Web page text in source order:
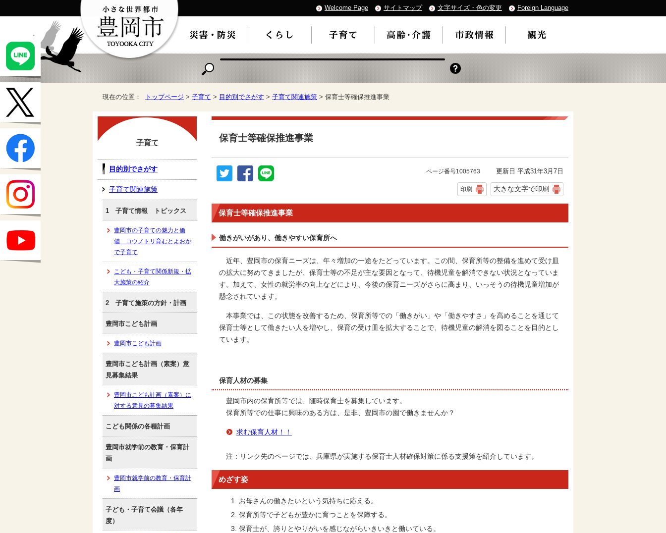
Welcome Page サイトマップ 文字サイズ・色の変更 Foreign Language
現在の位置： トップページ > 子育て > 目的別でさがす > 子育て関連施策 > 保育士等確保推進事業
保育士等確保推進事業
ページ番号1005763 更新日 平成31年3月7日
印刷 大きな文字で印刷
保育士等確保推進事業
働きがいがあり、働きやすい保育所へ
近年、豊岡市の保育ニーズは、年々増加の一途をたどっています。この間、保育所等の整備を進めて受け皿
の拡大に努めてきましたが、保育士等の不足が主な要因となって、待機児童を解消できない状況となっていま
す。加えて、女性の就労率の向上などにより、今後の保育ニーズがさらに高まり、いっそうの待機児童増加が
懸念されています。
本事業では、この状態を改善するため、保育所等での「働きがい」や「働きやすさ」を高めることを通じて
保育士等として働きたい人を増やし、保育の受け皿を拡大することで、待機児童の解消を図ることを目的とし
ています。
保育人材の募集
豊岡市内の保育所等では、随時保育士を募集しています。
保育所等での仕事に興味のある方は、是非、豊岡市の園で働きませんか？
求む保育人材！！
注：リンク先のページでは、兵庫県が実施する保育士人材確保対策に係る支援策を紹介しています。
めざす姿
お母さんの働きたいという気持ちに応える。
保育所等で子どもが豊かに育つことを保障する。
保育士が、誇りとやりがいを感じながらいきいきと働いている。
子育て
目的別でさがす
子育て関連施策
1 子育て情報 トピックス
豊岡市の子育ての魅力と価
値 コウノトリ育むとよおか
で子育て
こども・子育て関係新規・拡
大施策の紹介
2 子育て施策の方針・計画
豊岡市こども計画
豊岡市こども計画
豊岡市こども計画（素案）意
見募集結果
豊岡市こども計画（素案）に
対する意見の募集結果
こども関係の各種計画
豊岡市就学前の教育・保育計
画
豊岡市就学前の教育・保育計
画
子ども・子育て会議（各年
度）